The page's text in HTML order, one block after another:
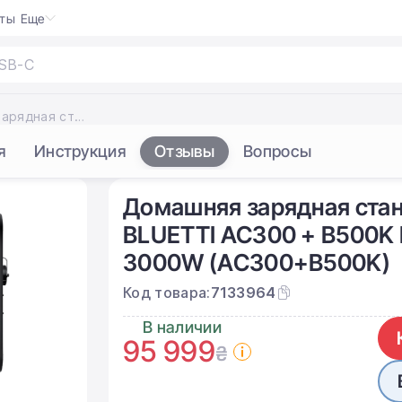
Еще
|
Домашняя зарядная станция с дополнительной батареей BLUETTI AC300 + B500K Home Battery Backup | 5120Wh 3000W (AC300+B500K)
Инструкция Отзывы Вопросы
Домашняя зарядная
BLUETTI AC300 +
3000W (AC300+B500K)
Код товара:7133964
В наличии
95 999₴